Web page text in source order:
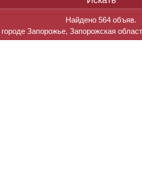
Найдено 564 объяв.
Запорожье, Запорожская